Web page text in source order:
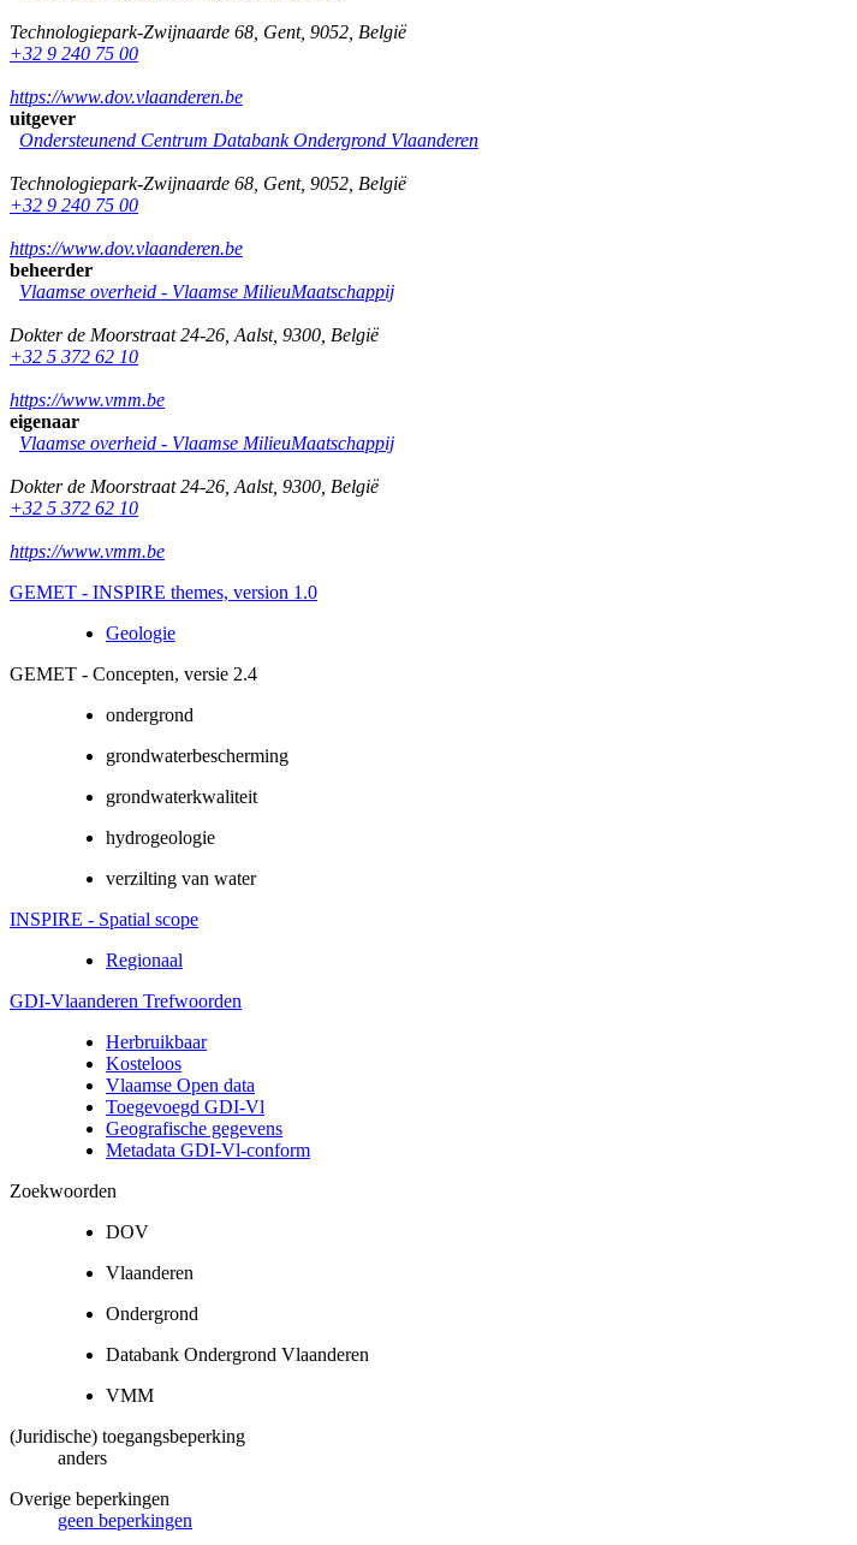
Technologiepark-Zwijnaarde 68 Gent, 9052 België
+32 9 240 75 00
https://www.dov.vlaanderen.be
uitgever
Ondersteunend Centrum Databank Ondergrond Vlaanderen
Technologiepark-Zwijnaarde 68 Gent, 9052 België
+32 9 240 75 00
https://www.dov.vlaanderen.be
beheerder
Vlaamse overheid - Vlaamse MilieuMaatschappij
Dokter de Moorstraat 24-26 Aalst, 9300 België
+32 5 372 62 10
https://www.vmm.be
eigenaar
Vlaamse overheid - Vlaamse MilieuMaatschappij
Dokter de Moorstraat 24-26 Aalst, 9300 België
+32 5 372 62 10
https://www.vmm.be
GEMET - INSPIRE themes, version 1.0
Geologie
GEMET - Concepten, versie 2.4
ondergrond
grondwaterbescherming
grondwaterkwaliteit
hydrogeologie
verzilting van water
INSPIRE - Spatial scope
Regionaal
GDI-Vlaanderen Trefwoorden
Herbruikbaar
Kosteloos
Vlaamse Open data
Toegevoegd GDI-Vl
Geografische gegevens
Metadata GDI-Vl-conform
Zoekwoorden
DOV
Vlaanderen
Ondergrond
Databank Ondergrond Vlaanderen
VMM
(Juridische) toegangsbeperking
anders
Overige beperkingen
geen beperkingen